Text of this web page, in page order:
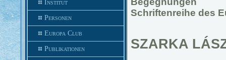
Institut
Personen
Europa Club
Publikationen
Schriftenreihe des
SZARKA